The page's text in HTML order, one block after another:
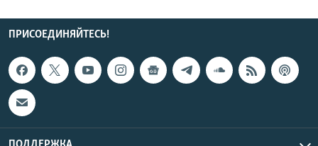
ПРИСОЕДИНЯЙТЕСЬ!